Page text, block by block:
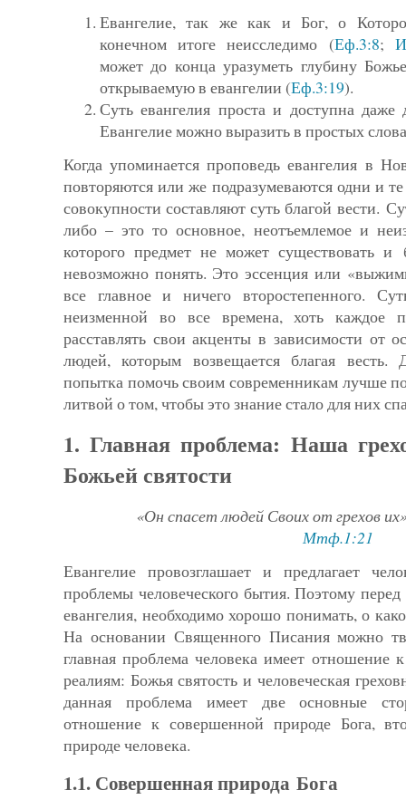
Евангелие, так же как и Бог, о
конечном итоге неисследимо (Еф.3:8;
может до конца уразуметь глубину
открываемую в евангелии (Еф.3:19).
Суть евангелия проста и доступна даже
Евангелие можно выразить в простых
Когда упоминается проповедь евангелия в
повторяются или же подразумеваются одни и
совокупности составляют суть благой вести.
либо – это то основное, неотъемлемое и
которого предмет не может существовать и
невозможно понять. Это эссенция или
все главное и ничего второстепенного.
неизменной во все вре­мена, хоть каждое
расставлять свои акценты в зависимости от
людей, которым возвещается благая
попытка помочь своим современникам лучше
литвой о том, чтобы это знание стало для них
1. Главная проблема: Наша
Божьей святости
«Он спасет людей Своих от грехов их
Мтф.1:21
Евангелие провозглашает и предлагает
проблемы челове­ческого бытия. Поэтому перед
евангелия, необходимо хоро­шо понимать, о
На основании Священного Писания мож­но
главная проблема человека имеет отношение
реалиям: Божья святость и человеческая
данная проблема имеет две основные
отношение к со­вершенной природе Бога,
природе человека.
1.1. Совершенная природа Бога